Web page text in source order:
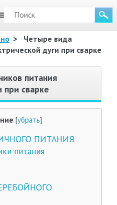
МЕНЮ
>
Четыре вида
дуги при сварке
питания
при сварке
[убрать]
ПИТАНИЯ
питания